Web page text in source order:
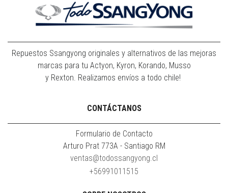
Repuestos Ssangyong originales y alternativos de las mejoras
marcas para tu Actyon, Kyron, Korando, Musso
y Rexton. Realizamos envíos a todo chile!
CONTÁCTANOS
Formulario de Contacto
Arturo Prat 773A - Santiago RM
ventas@todossangyong.cl
+56991011515